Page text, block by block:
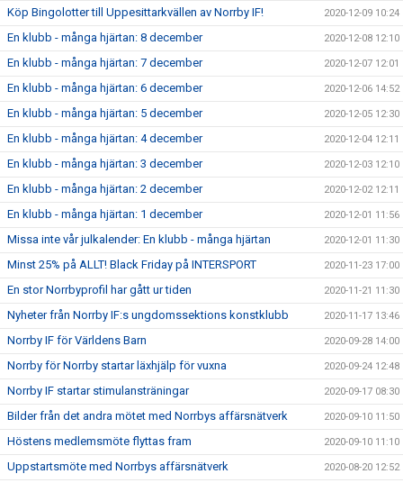
Köp Bingolotter till Uppesittarkvällen av Norrby IF! 2020-12-09 10:24
En klubb - många hjärtan: 8 december 2020-12-08 12:10
En klubb - många hjärtan: 7 december 2020-12-07 12:01
En klubb - många hjärtan: 6 december 2020-12-06 14:52
En klubb - många hjärtan: 5 december 2020-12-05 12:30
En klubb - många hjärtan: 4 december 2020-12-04 12:11
En klubb - många hjärtan: 3 december 2020-12-03 12:10
En klubb - många hjärtan: 2 december 2020-12-02 12:11
En klubb - många hjärtan: 1 december 2020-12-01 11:56
Missa inte vår julkalender: En klubb - många hjärtan 2020-12-01 11:30
Minst 25% på ALLT! Black Friday på INTERSPORT 2020-11-23 17:00
En stor Norrbyprofil har gått ur tiden 2020-11-21 11:30
Nyheter från Norrby IF:s ungdomssektions konstklubb 2020-11-17 13:46
Norrby IF för Världens Barn 2020-09-28 14:00
Norrby för Norrby startar läxhjälp för vuxna 2020-09-24 12:48
Norrby IF startar stimulansträningar 2020-09-17 08:30
Bilder från det andra mötet med Norrbys affärsnätverk 2020-09-10 11:50
Höstens medlemsmöte flyttas fram 2020-09-10 11:10
Uppstartsmöte med Norrbys affärsnätverk 2020-08-20 12:52